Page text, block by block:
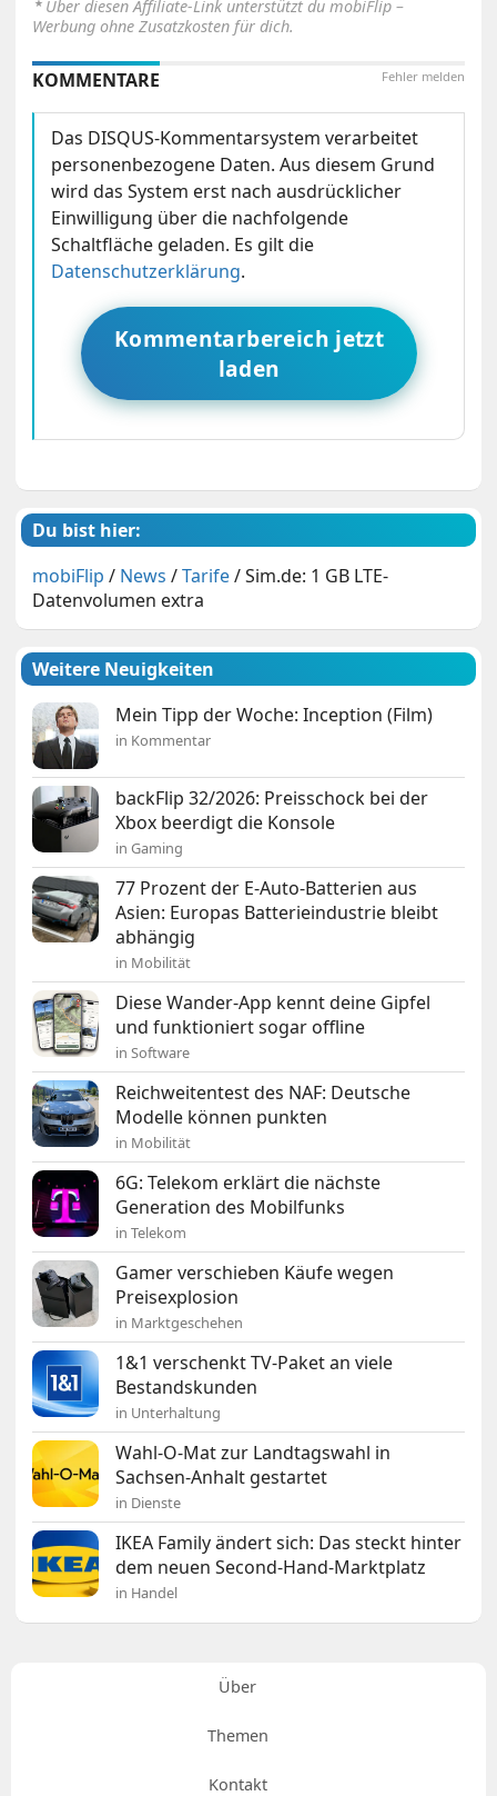
Über diesen Affiliate-Link unterstützt du mobiFlip –
Werbung ohne Zusatzkosten für dich.
Fehler melden
KOMMENTARE
Das DISQUS-Kommentarsystem verarbeitet
personenbezogene Daten. Aus diesem Grund
wird das System erst nach ausdrücklicher
Einwilligung über die nachfolgende
Schaltfläche geladen. Es gilt die
Datenschutzerklärung.
Kommentarbereich jetzt
laden
Du bist hier:
mobiFlip / News /Tarife/Sim.de: 1 GB LTE-
Datenvolumen extra
Weitere Neuigkeiten
Mein Tipp der Woche: Inception (Film)
in Kommentar
backFlip 32/2026: Preisschock bei der
Xbox beerdigt die Konsole
in Gaming
77 Prozent der E-Auto-Batterien aus
Asien: Europas Batterieindustrie bleibt
abhängig
in Mobilität
Diese Wander-App kennt deine Gipfel
und funktioniert sogar offline
in Software
Reichweitentest des NAF: Deutsche
Modelle können punkten
in Mobilität
6G: Telekom erklärt die nächste
Generation des Mobilfunks
in Telekom
Gamer verschieben Käufe wegen
Preisexplosion
in Marktgeschehen
1&1 verschenkt TV-Paket an viele
Bestandskunden
in Unterhaltung
Wahl-O-Mat zur Landtagswahl in
Sachsen-Anhalt gestartet
in Dienste
IKEA Family ändert sich: Das steckt hinter
dem neuen Second-Hand-Marktplatz
in Handel
Über
Themen
Kontakt